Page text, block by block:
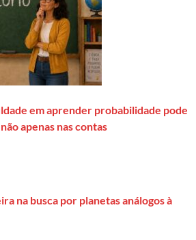
em aprender probabilidade pode
apenas nas contas
na busca por planetas análogos à